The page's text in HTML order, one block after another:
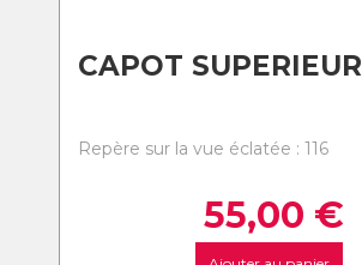
CAPOT SUPERIEUR
Repère sur la vue éclatée : 116
55,00 €